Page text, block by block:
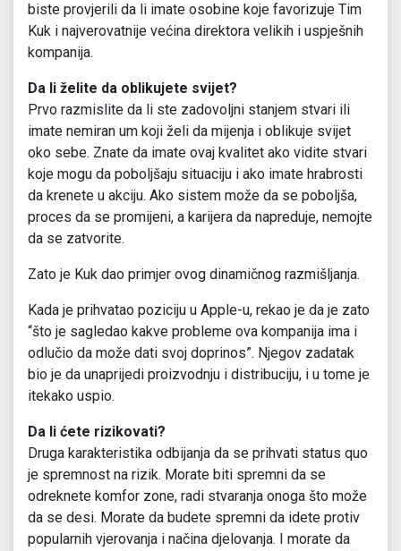
biste provjerili da li imate osobine koje favorizuje Tim
Kuk i najverovatnije većina direktora velikih i uspješnih
kompanija.
Da li želite da oblikujete svijet?
Prvo razmislite da li ste zadovoljni stanjem stvari ili
imate nemiran um koji želi da mijenja i oblikuje svijet
oko sebe. Znate da imate ovaj kvalitet ako vidite stvari
koje mogu da poboljšaju situaciju i ako imate hrabrosti
da krenete u akciju. Ako sistem može da se poboljša,
proces da se promijeni, a karijera da napreduje, nemojte
da se zatvorite.
Zato je Kuk dao primjer ovog dinamičnog razmišljanja.
Kada je prihvatao poziciju u Apple-u, rekao je da je zato
“što je sagledao kakve probleme ova kompanija ima i
odlučio da može dati svoj doprinos”. Njegov zadatak
bio je da unaprijedi proizvodnju i distribuciju, i u tome je
itekako uspio.
Da li ćete rizikovati?
Druga karakteristika odbijanja da se prihvati status quo
je spremnost na rizik. Morate biti spremni da se
odreknete komfor zone, radi stvaranja onoga što može
da se desi. Morate da budete spremni da idete protiv
popularnih vjerovanja i načina djelovanja. I morate da